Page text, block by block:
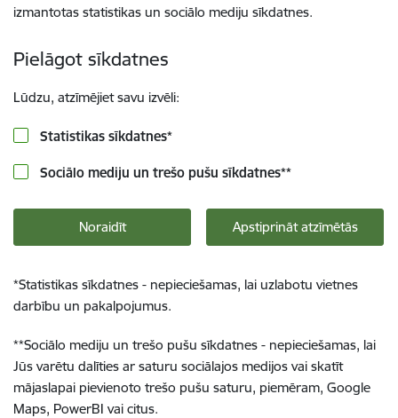
izmantotas statistikas un sociālo mediju sīkdatnes.
Pielāgot sīkdatnes
Lūdzu, atzīmējiet savu izvēli:
Statistikas sīkdatnes*
Sociālo mediju un trešo pušu sīkdatnes**
Noraidīt Apstiprināt atzīmētās
*Statistikas sīkdatnes - nepieciešamas, lai uzlabotu vietnes
darbību un pakalpojumus.
**Sociālo mediju un trešo pušu sīkdatnes - nepieciešamas, lai
Jūs varētu dalīties ar saturu sociālajos medijos vai skatīt
mājaslapai pievienoto trešo pušu saturu, piemēram, Google
Maps, PowerBI vai citus.